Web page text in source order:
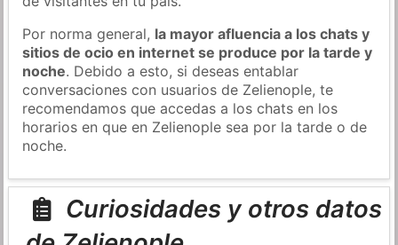
Por norma general, la mayor afluencia a los chats y
sitios de ocio en internet se produce por la tarde y
noche. Debido a esto, si deseas entablar
conversaciones con usuarios de Zelienople, te
recomendamos que accedas a los chats en los
horarios en que en Zelienople sea por la tarde o de
noche.
Curiosidades y otros datos